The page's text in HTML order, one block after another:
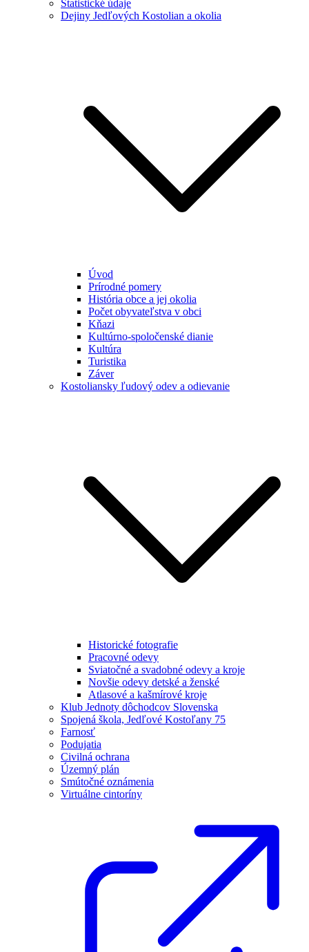
Štatistické údaje
Dejiny Jedľových Kostolian a okolia
Úvod
Prírodné pomery
História obce a jej okolia
Počet obyvateľstva v obci
Kňazi
Kultúrno-spoločenské dianie
Kultúra
Turistika
Záver
Kostoliansky ľudový odev a odievanie
Historické fotografie
Pracovné odevy
Sviatočné a svadobné odevy a kroje
Novšie odevy detské a ženské
Atlasové a kašmírové kroje
Klub Jednoty dôchodcov Slovenska
Spojená škola, Jedľové Kostoľany 75
Farnosť
Podujatia
Civilná ochrana
Územný plán
Smútočné oznámenia
Virtuálne cintoríny